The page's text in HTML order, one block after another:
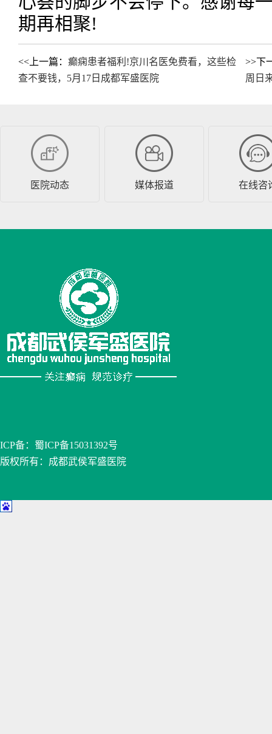
期再相聚!
<<上一篇： 癫痫患者福利!京川名医免费看，这些检
查不要钱，5月17日成都军盛医院
>>下
周日
医院动态 媒体报道 在线咨
ICP备： 蜀ICP备15031392号
版权所有：成都武侯军盛医院